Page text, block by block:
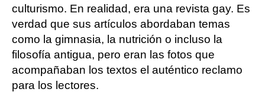
culturismo. En realidad, era una revista gay. Es
verdad que sus artículos abordaban temas
como la gimnasia, la nutrición o incluso la
filosofía antigua, pero eran las fotos que
acompañaban los textos el auténtico reclamo
para los lectores.